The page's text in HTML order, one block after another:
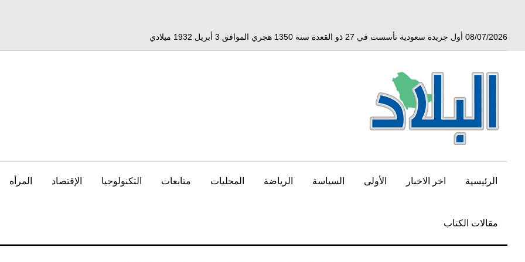
08/07/2026 أول جريدة سعودية تأسست في 27 ذو القعدة سنة 1350 هجري الموافق 3 أبريل 1932 ميلادي
الرئيسية اخر الاخبار الأولى السياسة الرياضة المحليات متابعات التكنولوجيا الإقتصاد المرأه
مقالات الكتاب